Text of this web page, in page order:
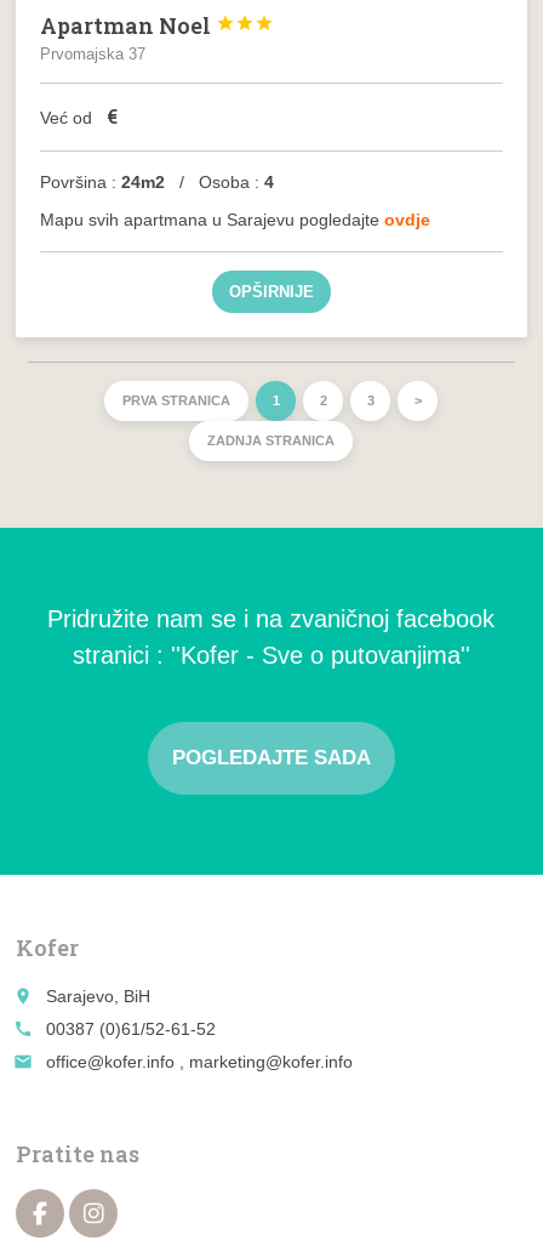
Apartman Noel 


Prvomajska 37
Već od €
Površina : 24m2 / Osoba :4
Mapu svih apartmana u Sarajevu pogledajteovdje
OPŠIRNIJE
PRVA STRANICA 1 2 3 >
ZADNJA STRANICA
Pridružite nam se i na zvaničnoj facebook
stranici : ''Kofer - Sve o putovanjima''
POGLEDAJTE SADA
Kofer
place
Sarajevo, BiH
call
00387 (0)61/52-61-52
email
office@kofer.info , marketing@kofer.info
Pratite nas